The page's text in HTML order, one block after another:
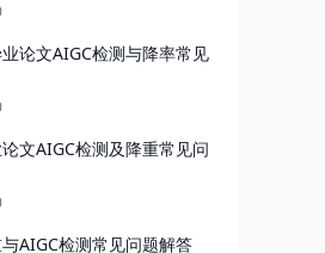
论文AIGC检测与降率常见
文AIGC检测及降重常见问
AIGC检测常见问题解答